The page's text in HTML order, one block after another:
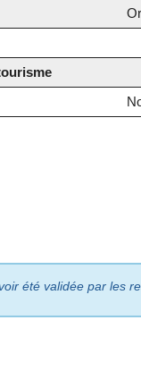
été validée par les